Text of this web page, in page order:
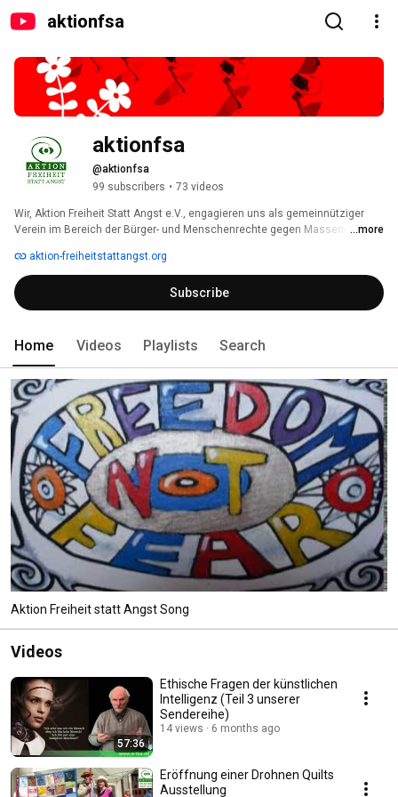
aktionfsa
aktionfsa
@aktionfsa
99 subscribers • 73 videos
Wir, Aktion Freiheit Statt Angst e.V., engagieren uns als gemeinnütziger
Verein im Bereich der Bürger- und Menschenrechte gegen Massen-
und Netzneutralität. Was wir tun und warum, findet Ihr in unserer
gemeinsamen Erklärung.
...more
aktion-freiheitstattangst.org
Subscribe
Home Videos Playlists Search
Aktion Freiheit statt Angst Song
Videos
57:36
Ethische Fragen der künstlichen
Intelligenz (Teil 3 unserer
Sendereihe)
14 views 6 months ago
Eröffnung einer Drohnen Quilts
Ausstellung